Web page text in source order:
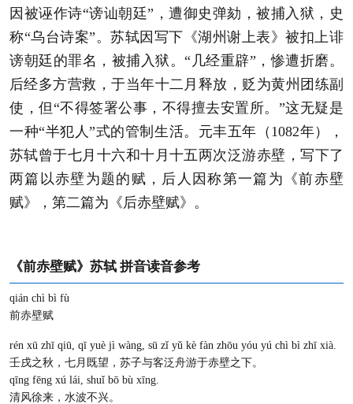
因被诬作诗“谤讪朝廷”，遭御史弹劾，被捕入狱，史
称“乌台诗案”。苏轼因写下《湖州谢上表》被扣上诽
谤朝廷的罪名，被捕入狱。“几经重辟”，惨遭折磨。
后经多方营救，于当年十二月释放，贬为黄州团练副
使，但“不得签署公事，不得擅去安置所。”这无疑是
一种“半犯人”式的管制生活。元丰五年（1082年），
苏轼曾于七月十六和十月十五两次泛游赤壁，写下了
两篇以赤壁为题的赋，后人因称第一篇为《前赤壁
赋》，第二篇为《后赤壁赋》。
《前赤壁赋》苏轼 拼音读音参考
qián chì bì fù
前赤壁赋
rén xū zhī qiū, qī yuè jì wàng, sū zǐ yǔ kè fàn zhōu yóu yú chì bì zhī xià.
壬戌之秋，七月既望，苏子与客泛舟游于赤壁之下。
qīng fēng xú lái, shuǐ bō bù xīng.
清风徐来，水波不兴。